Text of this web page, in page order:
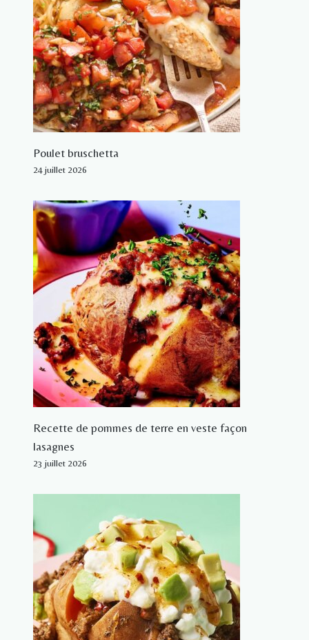
Poulet bruschetta
24 juillet 2026
Recette de pommes de terre en veste façon
lasagnes
23 juillet 2026